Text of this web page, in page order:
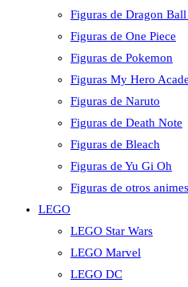
Figuras de Dragon
Figuras de One Piece
Figuras de Pokemon
Figuras My Hero
Figuras de Naruto
Figuras de Death Note
Figuras de Bleach
Figuras de Yu Gi Oh
Figuras de otros animes
LEGO
LEGO Star Wars
LEGO Marvel
LEGO DC